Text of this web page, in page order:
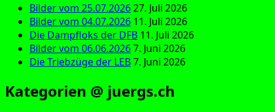
Bilder vom 25.07.202627. Juli 2026
Bilder vom 04.07.2026 11. Juli 2026
Die Dampfloks der DFB 11. Juli 2026
Bilder vom 06.06.20267. Juni 2026
Die Triebzüge der LEB7. Juni 2026
Kategorien @ juergs.ch